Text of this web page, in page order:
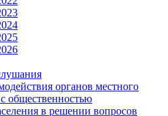
органов местного
общественностью
в решении вопросов